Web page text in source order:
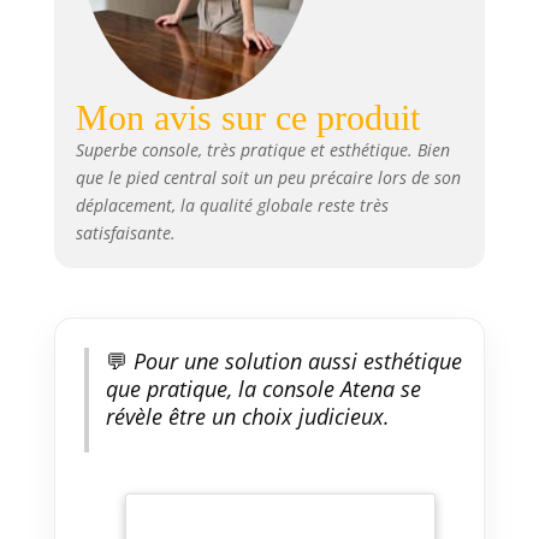
Mon avis sur ce produit
Superbe console, très pratique et esthétique. Bien
que le pied central soit un peu précaire lors de son
déplacement, la qualité globale reste très
satisfaisante.
💬 Pour une solution aussi esthétique
que pratique, la console Atena se
révèle être un choix judicieux.